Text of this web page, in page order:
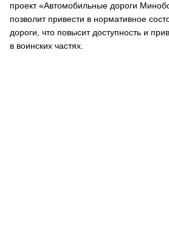
проект «Автомобильные дороги
позволит привести в нормативное
дороги, что повысит доступность и
в воинских частях.